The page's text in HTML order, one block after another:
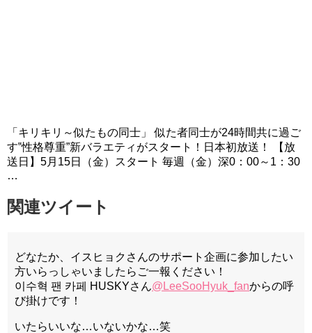
「キリキリ～似たもの同士」 似た者同士が24時間共に過ご
す‟性格尊重”新バラエティがスタート！日本初放送！ 【放
送日】5月15日（金）スタート 毎週（金）深0：00～1：30
…
関連ツイート
どなたか、イスヒョクさんのサポート企画に参加したい
方いらっしゃいましたらご一報ください！
이수혁 팬 카페 HUSKYさん@LeeSooHyuk_fanからの呼
び掛けです！
いたらいいな…いないかな…笑